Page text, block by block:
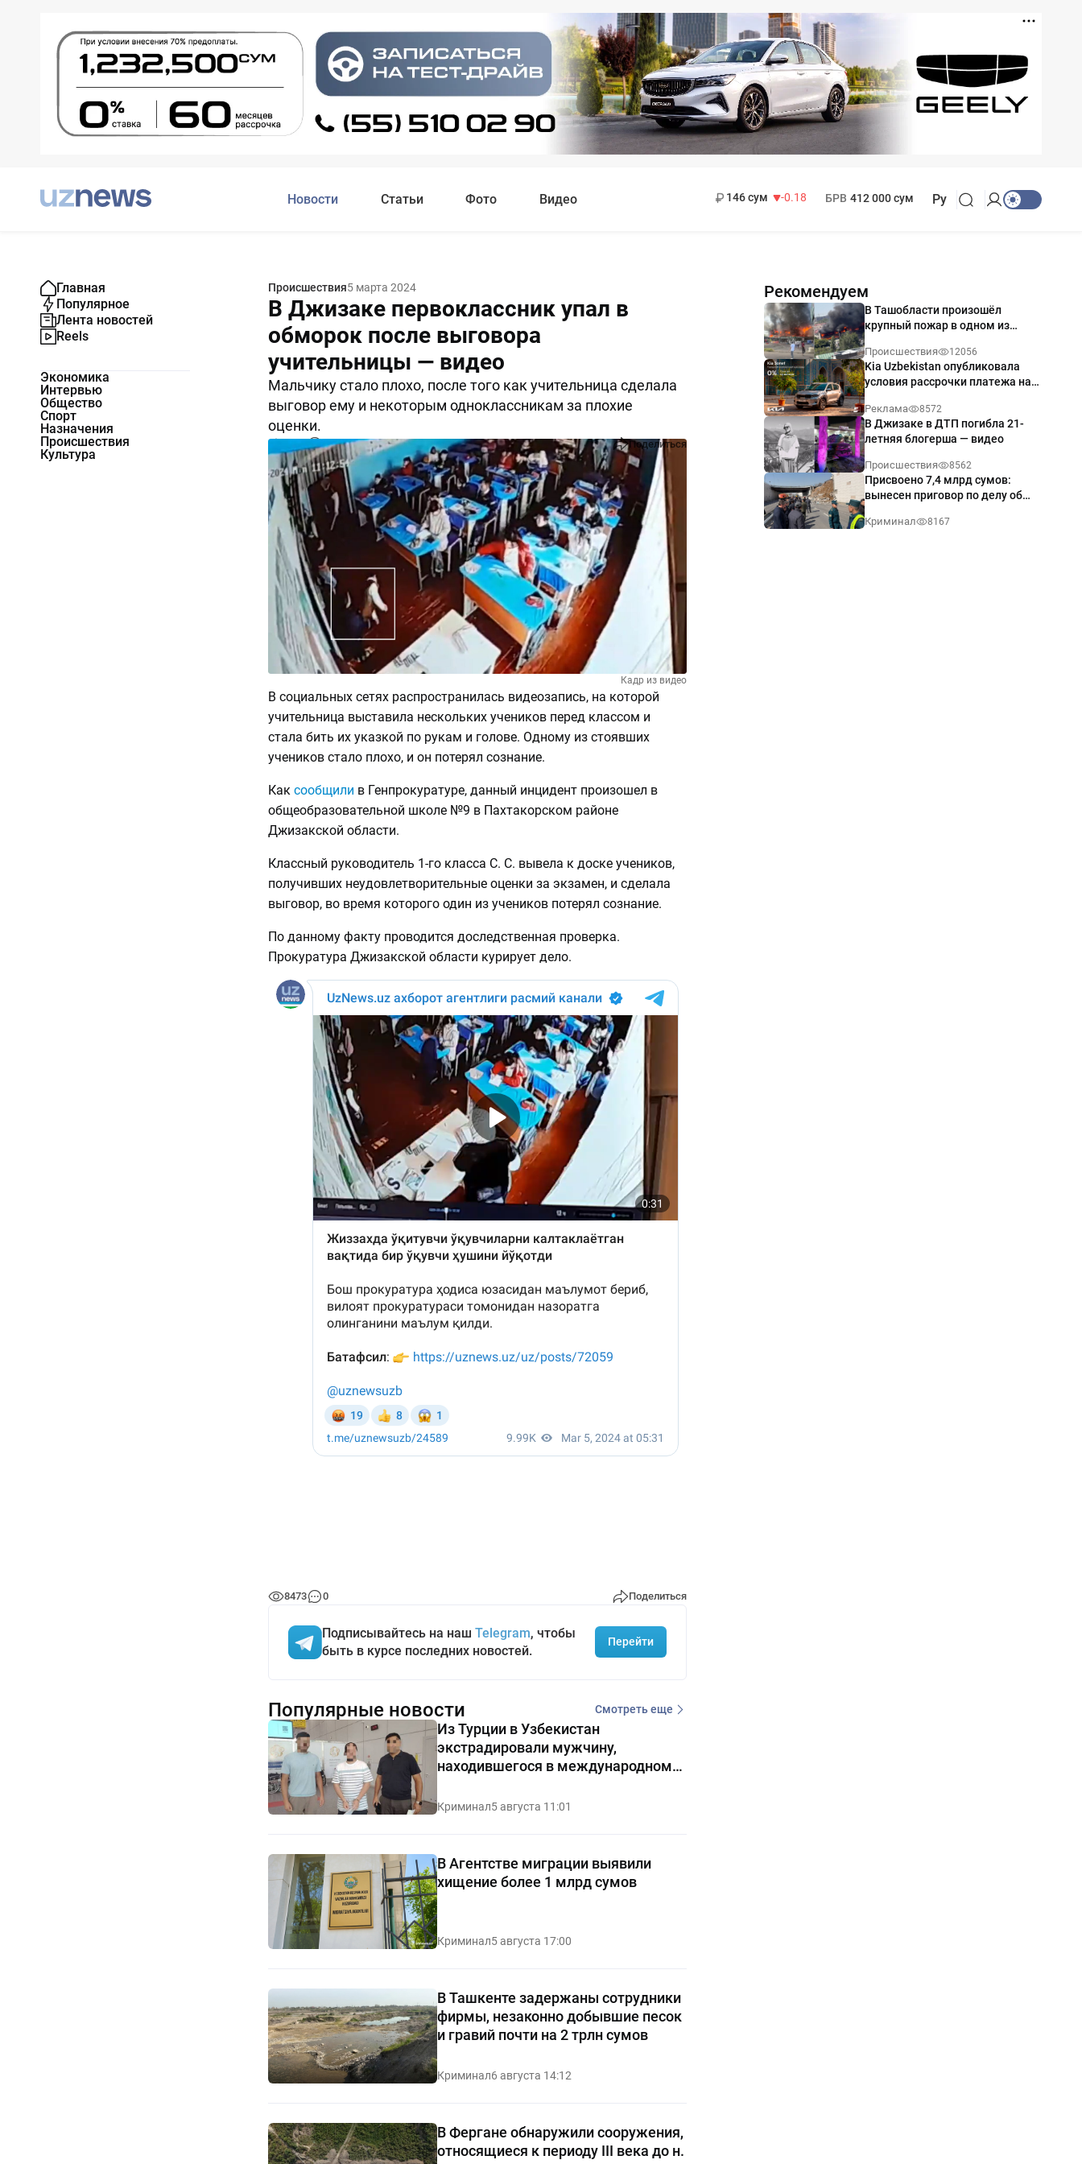
Новости Статьи Фото Видео
146 сум
-0.18
БРВ 412 000 сум Ру
Главная
Популярное
Лента новостей
Reels
Экономика
Интервью
Общество
Спорт
Назначения
Происшествия
Культура
Происшествия5 марта 2024
В Джизаке первоклассник упал в
обморок после выговора
учительницы — видео
Мальчику стало плохо, после того как учительница сделала
выговор ему и некоторым одноклассникам за плохие
оценки.
0 Поделиться
Кадр из видео
В социальных сетях распространилась видеозапись, на которой
учительница выставила нескольких учеников перед классом и
стала бить их указкой по рукам и голове. Одному из стоявших
учеников стало плохо, и он потерял сознание.
Как сообщили в Генпрокуратуре, данный инцидент произошел в
общеобразовательной школе №9 в Пахтакорском районе
Джизакской области.
Классный руководитель 1-го класса С. С. вывела к доске учеников,
получивших неудовлетворительные оценки за экзамен, и сделала
выговор, во время которого один из учеников потерял сознание.
По данному факту проводится доследственная проверка.
Прокуратура Джизакской области курирует дело.
8473 0 Поделиться
Подписывайтесь на наш Telegram, чтобы
быть в курсе последних новостей.
Перейти
Рекомендуем
В Ташобласти произошёл
крупный пожар в одном из
Происшествия 12056
Kia Uzbekistan опубликовала
условия рассрочки платежа на
годовых
Реклама 8572
В Джизаке в ДТП погибла 21-
летняя блогерша — видео
Происшествия 8562
Присвоено 7,4 млрд сумов:
вынесен приговор по делу об
Ташкенте
Криминал 8167
Популярные новости Смотреть еще
Из Турции в Узбекистан
экстрадировали мужчину,
находившегося в международном
Криминал5 августа 11:01
В Агентстве миграции выявили
хищение более 1 млрд сумов
Криминал5 августа 17:00
В Ташкенте задержаны сотрудники
фирмы, незаконно добывшие песок
и гравий почти на 2 трлн сумов
Криминал6 августа 14:12
В Фергане обнаружили сооружения,
относящиеся к периоду III века до н.